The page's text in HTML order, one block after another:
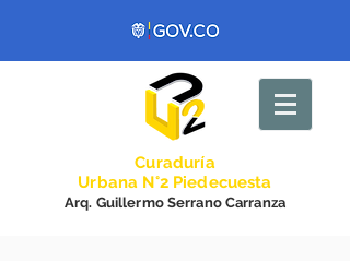
Curaduría
Urbana N°2 Piedecuesta
Arq. Guillermo Serrano Carranza